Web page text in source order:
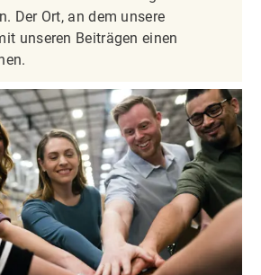
Der Ort, an dem unsere
unseren Beiträgen einen